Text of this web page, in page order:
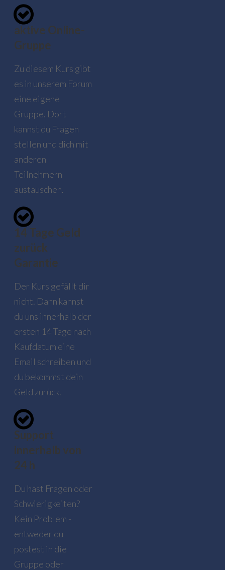
aktive Online-
Gruppe
Zu diesem Kurs gibt
es in unserem Forum
eine eigene
Gruppe. Dort
kannst du Fragen
stellen und dich mit
anderen
Teilnehmern
austauschen.
14 Tage Geld
zurück
Garantie
Der Kurs gefällt dir
nicht. Dann kannst
du uns innerhalb der
ersten 14 Tage nach
Kaufdatum eine
Email schreiben und
du bekommst dein
Geld zurück.
Support
innerhalb von
24 h
Du hast Fragen oder
Schwierigkeiten?
Kein Problem -
entweder du
postest in die
Gruppe oder